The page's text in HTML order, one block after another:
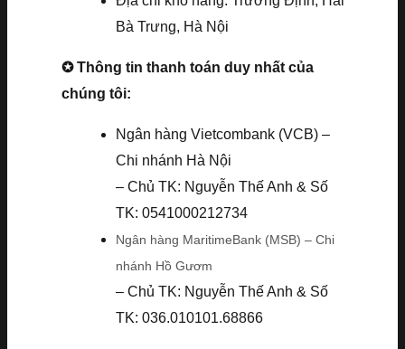
Bà Trưng, Hà Nội
✪ Thông tin thanh toán duy nhất của
chúng tôi:
Ngân hàng Vietcombank (VCB) –
Chi nhánh Hà Nội
– Chủ TK: Nguyễn Thế Anh & Số
TK: 0541000212734
Ngân hàng MaritimeBank (MSB) – Chi
nhánh Hồ Gươm
– Chủ TK: Nguyễn Thế Anh & Số
TK: 036.010101.68866